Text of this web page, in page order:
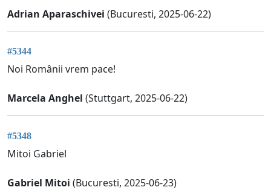
Adrian Aparaschivei (Bucuresti, 2025-06-22)
#5344
Noi Românii vrem pace!
Marcela Anghel (Stuttgart, 2025-06-22)
#5348
Mitoi Gabriel
Gabriel Mitoi (Bucuresti, 2025-06-23)